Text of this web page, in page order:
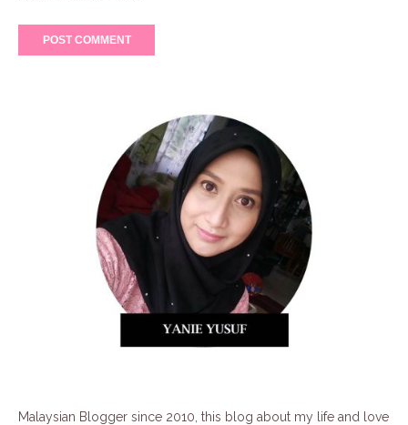
Malaysian Blogger since 2010, this blog about my life and love